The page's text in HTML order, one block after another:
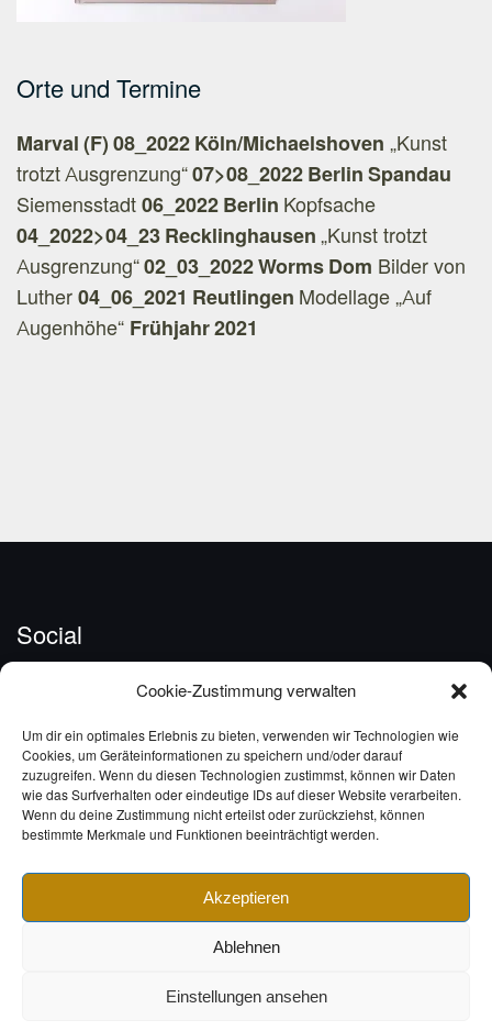
Cookie-Zustimmung verwalten
Um dir ein optimales Erlebnis zu bieten, verwenden wir Technologien wie
Cookies, um Geräteinformationen zu speichern und/oder darauf
zuzugreifen. Wenn du diesen Technologien zustimmst, können wir Daten
wie das Surfverhalten oder eindeutige IDs auf dieser Website verarbeiten.
Wenn du deine Zustimmung nicht erteilst oder zurückziehst, können
bestimmte Merkmale und Funktionen beeinträchtigt werden.
Akzeptieren
Ablehnen
Einstellungen ansehen
Orte und Termine
Marval (F) 08_2022 Köln/Michaelshoven „Kunst
trotzt Ausgrenzung“07>08_2022 Berlin Spandau
Siemensstadt 06_2022 Berlin Kopfsache
04_2022>04_23 Recklinghausen „Kunst trotzt
Ausgrenzung“02_03_2022Worms Dom Bilder von
Luther 04_06_2021 Reutlingen Modellage „Auf
Augenhöhe“ Frühjahr 2021
Social
auf
Facebook
anzeigen
auf
Instagram
anzeigen
© Harald Birck 2025. Alle Rechte vorbehalten.
Designkonzept und Fotografie: [FEINDESIGN]
Oldenburg
Datenschutzerklärung
Powered byWordPress